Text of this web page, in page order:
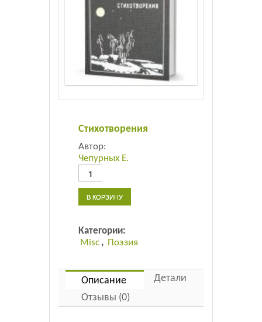
Стихотворения
Автор:
Чепурных Е.
Количество
товара
Стихотворения
В КОРЗИНУ
Категории:
Misc , Поэзия
Описание
Детали
Отзывы (0)